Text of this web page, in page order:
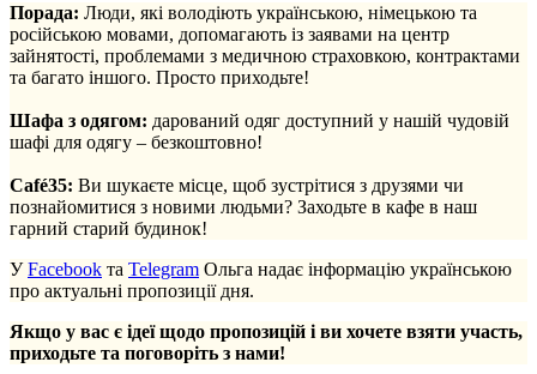
Порада: Люди, які володіють українською, німецькою та
російською мовами, допомагають із заявами на центр
зайнятості, проблемами з медичною страховкою, контрактами
та багато іншого. Просто приходьте!
Шафа з одягом: дарований одяг доступний у нашій чудовій
шафі для одягу – безкоштовно!
Café35: Ви шукаєте місце, щоб зустрітися з друзями чи
познайомитися з новими людьми? Заходьте в кафе в наш
гарний старий будинок!
УFacebook та Telegram Ольга надає інформацію українською
про актуальні пропозиції дня.
Якщо у вас є ідеї щодо пропозицій і ви хочете взяти участь,
приходьте та поговоріть з нами!